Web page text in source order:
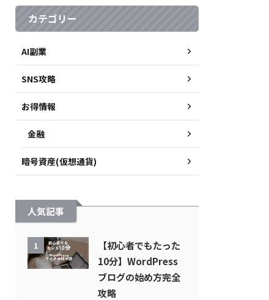
カテゴリー
AI副業
SNS攻略
お得情報
金融
暗号資産(仮想通貨)
人気記事
1
【初心者でもたった
10分】WordPress
ブログの始め方完全
攻略